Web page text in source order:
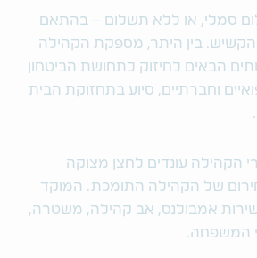
סמלי, או ללא תשלום – בהתאם
הקשיש. בין היתר, מספקת הקהילה
הבאים לחיזוק לתחושת הביטחון
וחברתיים, סיוע בתחזוקת הבית
הקהילה עונדים לחצן מצוקה
של הקהילה התומכת. המוקד
שירות אמבולנס, אב קהילה, משטרה,
המשפחה.